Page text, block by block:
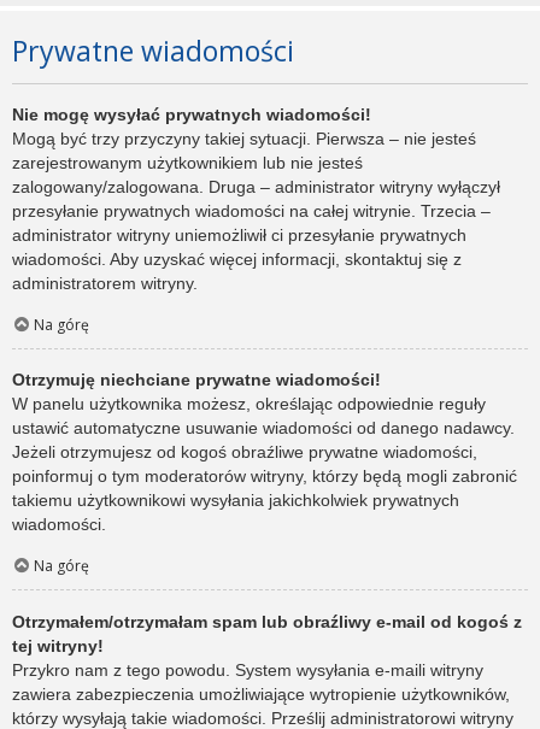
Prywatne wiadomości
Nie mogę wysyłać prywatnych wiadomości!
Mogą być trzy przyczyny takiej sytuacji. Pierwsza – nie jesteś
zarejestrowanym użytkownikiem lub nie jesteś
zalogowany/zalogowana. Druga – administrator witryny wyłączył
przesyłanie prywatnych wiadomości na całej witrynie. Trzecia –
administrator witryny uniemożliwił ci przesyłanie prywatnych
wiadomości. Aby uzyskać więcej informacji, skontaktuj się z
administratorem witryny.
Na górę
Otrzymuję niechciane prywatne wiadomości!
W panelu użytkownika możesz, określając odpowiednie reguły
ustawić automatyczne usuwanie wiadomości od danego nadawcy.
Jeżeli otrzymujesz od kogoś obraźliwe prywatne wiadomości,
poinformuj o tym moderatorów witryny, którzy będą mogli zabronić
takiemu użytkownikowi wysyłania jakichkolwiek prywatnych
wiadomości.
Na górę
Otrzymałem/otrzymałam spam lub obraźliwy e-mail od kogoś z
tej witryny!
Przykro nam z tego powodu. System wysyłania e-maili witryny
zawiera zabezpieczenia umożliwiające wytropienie użytkowników,
którzy wysyłają takie wiadomości. Prześlij administratorowi witryny